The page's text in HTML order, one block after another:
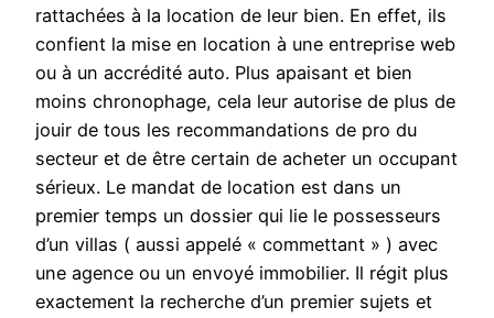
rattachées à la location de leur bien. En effet, ils
confient la mise en location à une entreprise web
ou à un accrédité auto. Plus apaisant et bien
moins chronophage, cela leur autorise de plus de
jouir de tous les recommandations de pro du
secteur et de être certain de acheter un occupant
sérieux. Le mandat de location est dans un
premier temps un dossier qui lie le possesseurs
d’un villas ( aussi appelé « commettant » ) avec
une agence ou un envoyé immobilier. Il régit plus
exactement la recherche d’un premier sujets et